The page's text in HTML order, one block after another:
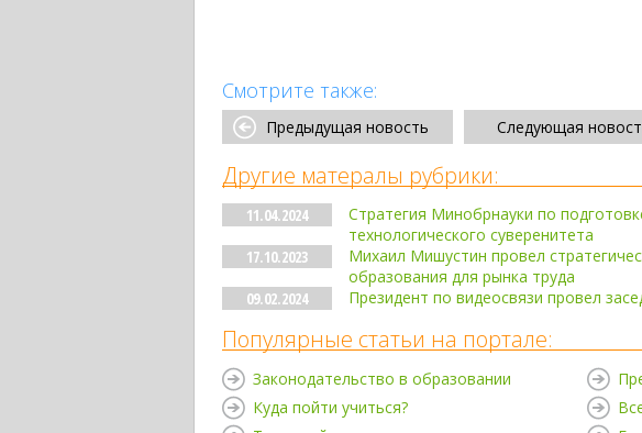
Смотрите также:
Предыдущая новость Следующая
Другие матералы рубрики:
11.04.2024
Стратегия Минобрнауки по
технологического суверенитета
17.10.2023
Михаил Мишустин провел
образования для рынка труда
09.02.2024
Президент по видеосвязи провел
Популярные статьи на портале:
Законодательство в образовании
Куда пойти учиться?